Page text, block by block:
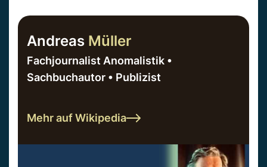
Andreas Müller
Fachjournalist Anomalistik •
Sachbuchautor • Publizist
Mehr auf Wikipedia